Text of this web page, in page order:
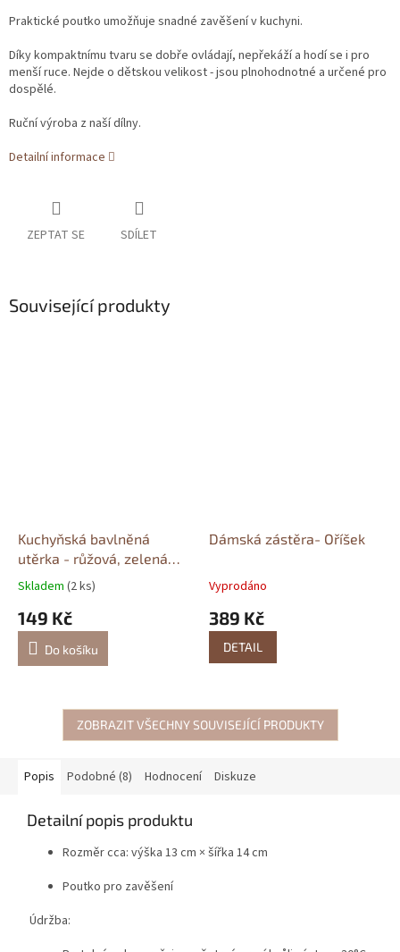
Praktické poutko umožňuje snadné zavěšení v kuchyni.
Díky kompaktnímu tvaru se dobře ovládají, nepřekáží a hodí se i pro
menší ruce. Nejde o dětskou velikost - jsou plnohodnotné a určené pro
dospělé.
Ruční výroba z naší dílny.
Detailní informace
ZEPTAT SE SDÍLET
Související produkty
Kuchyňská bavlněná
utěrka - růžová, zelená
kostka
Skladem (2 ks)
149 Kč
Do košíku
Dámská zástěra- Oříšek
Vyprodáno
389 Kč
DETAIL
ZOBRAZIT VŠECHNY SOUVISEJÍCÍ PRODUKTY
Popis Podobné (8) Hodnocení Diskuze
Detailní popis produktu
Rozměr cca: výška 13 cm × šířka 14 cm
Poutko pro zavěšení
Údržba: